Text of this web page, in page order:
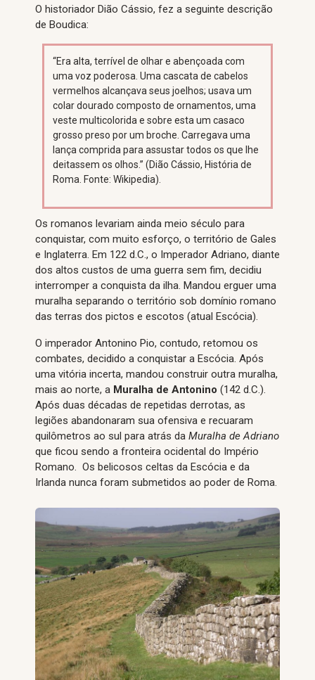
O historiador Dião Cássio, fez a seguinte descrição
de Boudica:
“Era alta, terrível de olhar e abençoada com
uma voz poderosa. Uma cascata de cabelos
vermelhos alcançava seus joelhos; usava um
colar dourado composto de ornamentos, uma
veste multicolorida e sobre esta um casaco
grosso preso por um broche. Carregava uma
lança comprida para assustar todos os que lhe
deitassem os olhos.” (Dião Cássio, História de
Roma. Fonte: Wikipedia).
Os romanos levariam ainda meio século para
conquistar, com muito esforço, o território de Gales
e Inglaterra. Em 122 d.C., o Imperador Adriano, diante
dos altos custos de uma guerra sem fim, decidiu
interromper a conquista da ilha. Mandou erguer uma
muralha separando o território sob domínio romano
das terras dos pictos e escotos (atual Escócia).
O imperador Antonino Pio, contudo, retomou os
combates, decidido a conquistar a Escócia. Após
uma vitória incerta, mandou construir outra muralha,
mais ao norte, a Muralha de Antonino (142 d.C.).
Após duas décadas de repetidas derrotas, as
legiões abandonaram sua ofensiva e recuaram
quilômetros ao sul para atrás da Muralha de Adriano
que ficou sendo a fronteira ocidental do Império
Romano. Os belicosos celtas da Escócia e da
Irlanda nunca foram submetidos ao poder de Roma.